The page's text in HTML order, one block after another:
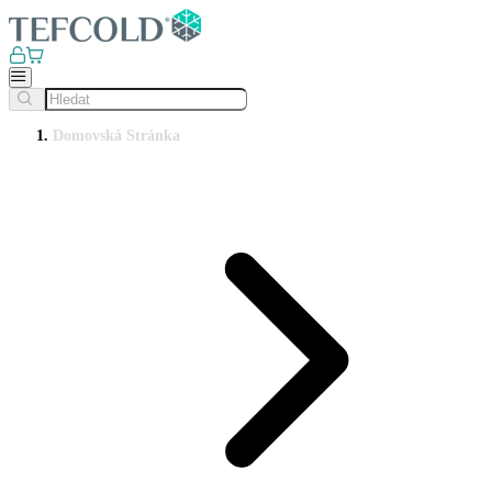
Domovská Stránka